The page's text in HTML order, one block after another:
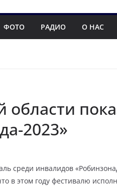
ФОТО РАДИО О НАС
2023»
среди инвалидов
в этом году фестивалю